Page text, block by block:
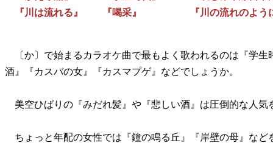
『川は流れる』 『喝采』 『川の流れのよう
〔か〕で始まるカラオケ曲で最もよく歌われるのは『学生
酒』『カスバの女』『カスマプゲ』などでしょうか。
美空ひばりの『みだれ髪』や『悲しい酒』は圧倒的な人気
ちょっと年配の女性では『鐘の鳴る丘』『岸壁の母』な